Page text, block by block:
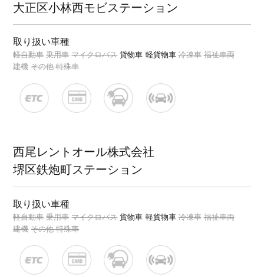
大正区小林西モビステーション
取り扱い車種
軽自動車 乗用車 マイクロバス 貨物車 軽貨物車 冷凍車 福祉車両
建機 その他 特殊車
西尾レントオール株式会社
堺区鉄炮町ステーション
取り扱い車種
軽自動車 乗用車 マイクロバス 貨物車 軽貨物車 冷凍車 福祉車両
建機 その他 特殊車